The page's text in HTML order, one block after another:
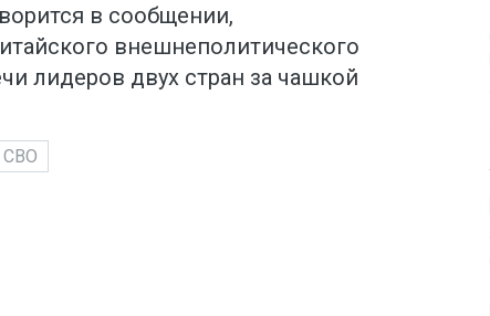
в сообщении,
внешнеполитического
лидеров двух стран за чашкой
СВО